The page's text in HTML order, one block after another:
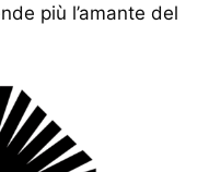
più l’amante del